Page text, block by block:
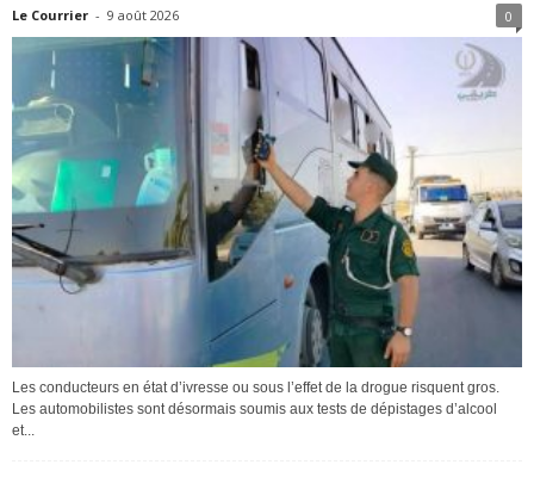
Le Courrier - 9 août 2026 0
Les conducteurs en état d’ivresse ou sous l’effet de la drogue risquent gros.
Les automobilistes sont désormais soumis aux tests de dépistages d’alcool
et...